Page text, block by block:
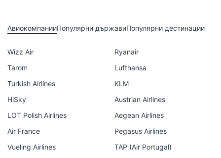
АвиокомпанииПопулярни държавиПопулярни дестинации
Wizz Air
Ryanair
Tarom
Lufthansa
Turkish Airlines
KLM
HiSky
Austrian Airlines
LOT Polish Airlines
Aegean Airlines
Air France
Pegasus Airlines
Vueling Airlines
TAP (Air Portugal)